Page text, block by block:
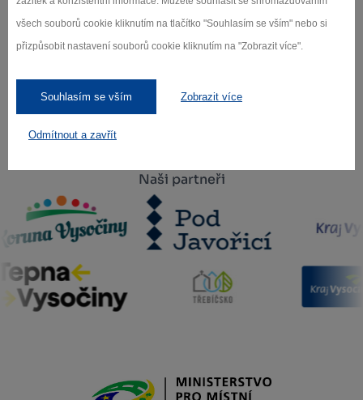
všech souborů cookie kliknutím na tlačítko "Souhlasím se vším" nebo si
přizpůsobit nastavení souborů cookie kliknutím na "Zobrazit více".
Souhlasím se vším Zobrazit více
Odmítnout a zavřít
Záleží nám na ochraně osobních údajů.
Odebírat
Naši partneři